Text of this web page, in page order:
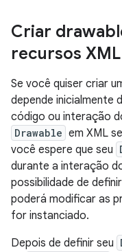
Criar
recursos XML
Se você quiser criar
depende inicialmente
código ou interação
Drawable em XML
você espere que seu
durante a interação
possibilidade de
poderá modificar as
for instanciado.
Depois de definir seu